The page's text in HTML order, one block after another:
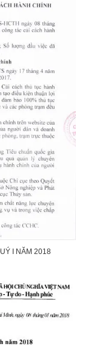
I NĂM 2018